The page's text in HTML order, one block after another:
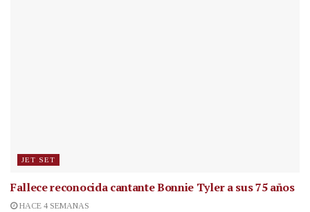
JET SET
Fallece reconocida cantanteBonnie Tyler a sus 75 años
HACE 4 SEMANAS